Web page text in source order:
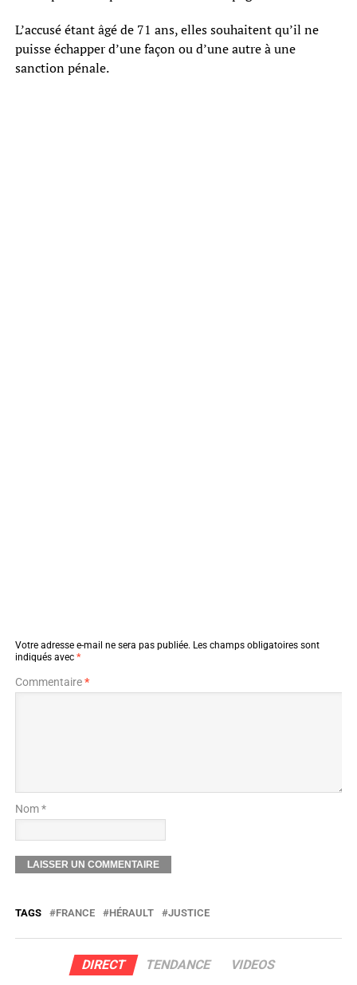
L’accusé étant âgé de 71 ans, elles souhaitent qu’il ne
puisse échapper d’une façon ou d’une autre à une
sanction pénale.
Votre adresse e-mail ne sera pas publiée. Les champs obligatoires sont
indiqués avec *
Commentaire*
Nom *
TAGS FRANCE HÉRAULT JUSTICE
DIRECT TENDANCE VIDEOS